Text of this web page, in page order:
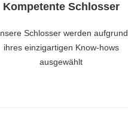
Kompetente Schlosser
Schlosser werden aufgrund
ihres einzigartigen Know-hows
ausgewählt